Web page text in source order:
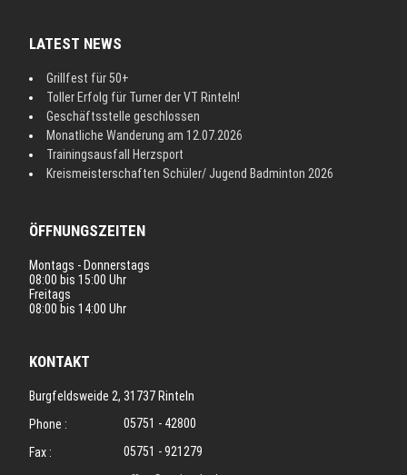
LATEST NEWS
Grillfest für 50+
Toller Erfolg für Turner der VT Rinteln!
Geschäftsstelle geschlossen
Monatliche Wanderung am 12.07.2026
Trainingsausfall Herzsport
Kreismeisterschaften Schüler/ Jugend Badminton 2026
ÖFFNUNGSZEITEN
Montags - Donnerstags
08:00 bis 15:00 Uhr
Freitags
08:00 bis 14:00 Uhr
KONTAKT
Burgfeldsweide 2, 31737 Rinteln
Phone :
05751 - 42800
Fax :
05751 - 921279